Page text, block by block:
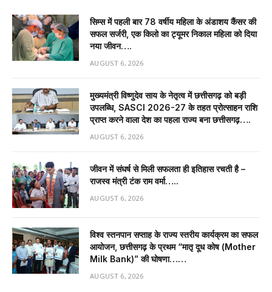
सिम्स में पहली बार 78 वर्षीय महिला के अंडाशय कैंसर की
सफल सर्जरी, एक किलो का ट्यूमर निकाल महिला को दिया
नया जीवन….
AUGUST 6, 2026
मुख्यमंत्री विष्णुदेव साय के नेतृत्व में छत्तीसगढ़ को बड़ी
उपलब्धि, SASCI 2026-27 के तहत प्रोत्साहन राशि
प्राप्त करने वाला देश का पहला राज्य बना छत्तीसगढ़….
AUGUST 6, 2026
जीवन में संघर्ष से मिली सफलता ही इतिहास रचती है –
राजस्व मंत्री टंक राम वर्मा…..
AUGUST 6, 2026
विश्व स्तनपान सप्ताह के राज्य स्तरीय कार्यक्रम का सफल
आयोजन, छत्तीसगढ़ के प्रथम “मातृ दूध कोष (Mother
Milk Bank)” की घोषणा……
AUGUST 6, 2026